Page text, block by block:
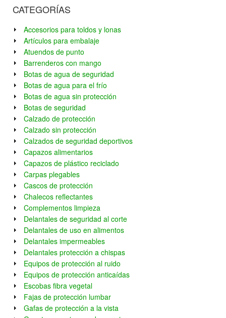
CATEGORÍAS
Accesorios para toldos y lonas
Artículos para embalaje
Atuendos de punto
Barrenderos con mango
Botas de agua de seguridad
Botas de agua para el frío
Botas de agua sin protección
Botas de seguridad
Calzado de protección
Calzado sin protección
Calzados de seguridad deportivos
Capazos alimentarios
Capazos de plástico reciclado
Carpas plegables
Cascos de protección
Chalecos reflectantes
Complementos limpieza
Delantales de seguridad al corte
Delantales de uso en alimentos
Delantales impermeables
Delantales protección a chispas
Equipos de protección al ruido
Equipos de protección anticaídas
Escobas fibra vegetal
Fajas de protección lumbar
Gafas de protección a la vista